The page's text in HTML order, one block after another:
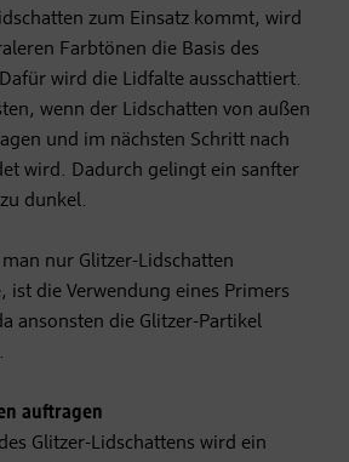
zum Einsatz kommt, wird
Farbtönen die Basis des
wird die Lidfalte ausschattiert.
wenn der Lidschatten von außen
und im nächsten Schritt nach
wird. Dadurch gelingt ein sanfter
dunkel.
nur Glitzer-Lidschatten
ist die Verwendung eines Primers
ansonsten die Glitzer-Partikel
auftragen
Glitzer-Lidschattens wird ein